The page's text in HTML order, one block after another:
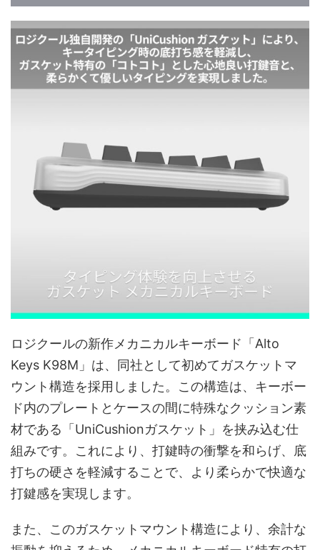
ロジクールの新作メカニカルキーボード「Alto
Keys K98M」は、同社として初めてガスケットマ
ウント構造を採用しました。この構造は、キーボー
ド内のプレートとケースの間に特殊なクッション素
材である「UniCushionガスケット」を挟み込む仕
組みです。これにより、打鍵時の衝撃を和らげ、底
打ちの硬さを軽減することで、より柔らかで快適な
打鍵感を実現します。
また、このガスケットマウント構造により、余計な